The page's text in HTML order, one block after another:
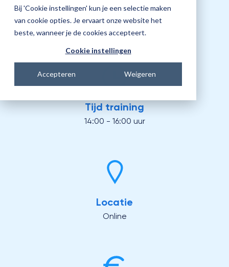
Bij 'Cookie instellingen' kun je een selectie maken
van cookie opties. Je ervaart onze website het
beste, wanneer je de cookies accepteert.
Cookie instellingen
Accepteren Weigeren
Datum training
17 maart 2026
Tijd training
14:00 - 16:00 uur
Locatie
Online